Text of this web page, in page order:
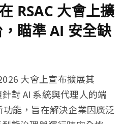
RSAC 大會上擴
瞄準 AI 安全缺
大會上宣布擴展其
對 AI 系統與代理人的端
能，旨在解決企業因廣泛